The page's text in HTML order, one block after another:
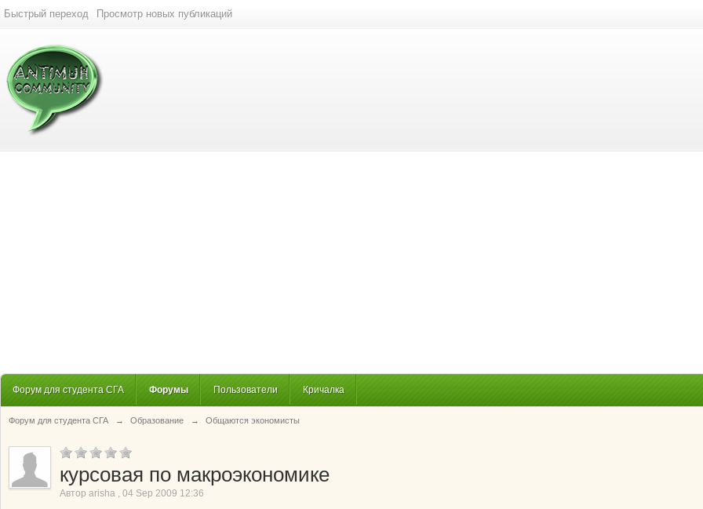
Быстрый переход Просмотр новых публикаций
Форум для студента СГА Форумы Пользователи Кричалка
Форум для студента СГА → Образование → Общаются экономисты
курсовая по макроэкономике
Автор arisha , 04 Sep 2009 12:36